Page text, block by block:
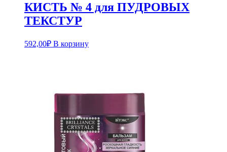
КИСТЬ № 4 для ПУДРОВЫХ
ТЕКСТУР
592,00₽ В корзину